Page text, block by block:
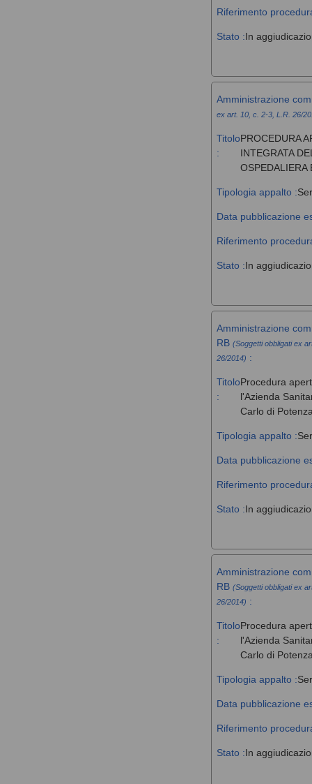
Riferimento
Stato :In
Amministrazione
ex art. 10, c. 2-3, L.R. 26/
Titolo
:
PROCEDURA
INTEGRATA
OSPEDALIERA
Tipologia appalto :
Data pubblicazione
Riferimento
Stato :In
Amministrazione
RB (Soggetti obbligati ex
26/2014) :
Titolo
:
Procedura
l'Azienda
Carlo di
Tipologia appalto :
Data pubblicazione
Riferimento
Stato :In
Amministrazione
RB (Soggetti obbligati ex
26/2014) :
Titolo
:
Procedura
l'Azienda
Carlo di
Tipologia appalto :
Data pubblicazione
Riferimento
Stato :In